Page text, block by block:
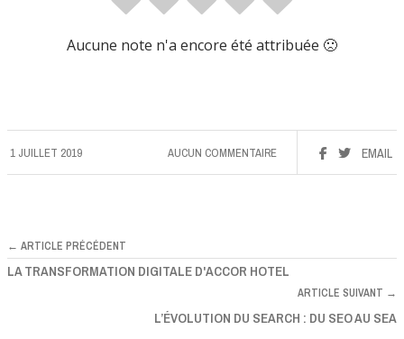
Aucune note n'a encore été attribuée 🙁
1 JUILLET 2019 EMAIL
AUCUN COMMENTAIRE
← ARTICLE PRÉCÉDENT
LA TRANSFORMATION DIGITALE D'ACCOR HOTEL
ARTICLE SUIVANT →
L’ÉVOLUTION DU SEARCH : DU SEO AU SEA